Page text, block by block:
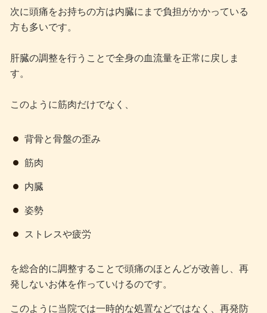
次に頭痛をお持ちの方は内臓にまで負担がかかっている
方も多いです。
肝臓の調整を行うことで全身の血流量を正常に戻しま
す。
このように筋肉だけでなく、
背骨と骨盤の歪み
筋肉
内臓
姿勢
ストレスや疲労
を総合的に調整することで頭痛のほとんどが改善し、再
発しないお体を作っていけるのです。
このように当院では一時的な処置などではなく、再発防